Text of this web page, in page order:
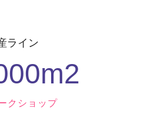
ライン
M2
クショップ